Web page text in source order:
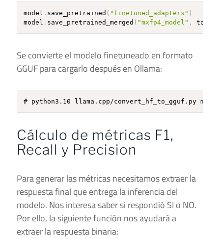
model . save_pretrained ( "finetuned_adapters" )
model . save_pretrained_merged ( "mxfp4_model" ,
Se convierte el modelo finetuneado en formato
GGUF para cargarlo después en Ollama:
Cálculo de métricas F1,
Recall y Precision
Para generar las métricas necesitamos extraer la
respuesta final que entrega la inferencia del
modelo. Nos interesa saber si respondió SI o NO.
Por ello, la siguiente función nos ayudará a
extraer la respuesta binaria: